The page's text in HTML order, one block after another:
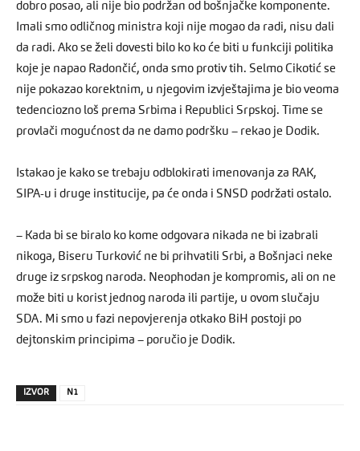
dobro posao, ali nije bio podržan od bošnjačke komponente.
Imali smo odličnog ministra koji nije mogao da radi, nisu dali
da radi. Ako se želi dovesti bilo ko ko će biti u funkciji politika
koje je napao Radončić, onda smo protiv tih. Selmo Cikotić se
nije pokazao korektnim, u njegovim izvještajima je bio veoma
tedenciozno loš prema Srbima i Republici Srpskoj. Time se
provlači mogućnost da ne damo podršku – rekao je Dodik.
Istakao je kako se trebaju odblokirati imenovanja za RAK,
SIPA-u i druge institucije, pa će onda i SNSD podržati ostalo.
– Kada bi se biralo ko kome odgovara nikada ne bi izabrali
nikoga, Biseru Turković ne bi prihvatili Srbi, a Bošnjaci neke
druge iz srpskog naroda. Neophodan je kompromis, ali on ne
može biti u korist jednog naroda ili partije, u ovom slučaju
SDA. Mi smo u fazi nepovjerenja otkako BiH postoji po
dejtonskim principima – poručio je Dodik.
IZVOR N1